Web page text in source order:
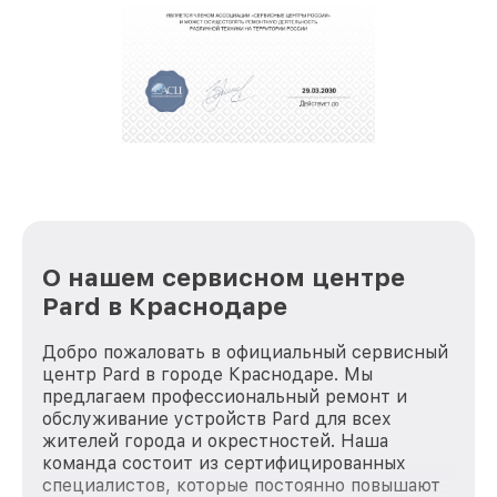
обеспечат доставку устройств в сервис в
полной сохранности и бесплатно.
положительные отзывы и обрели отличную
репутацию. Мы постоянно совершенствуемся и
О нашем сервисном центре
Pard в Краснодаре
Добро пожаловать в официальный сервисный
центр Pard в городе Краснодаре. Мы
предлагаем профессиональный ремонт и
обслуживание устройств Pard для всех
жителей города и окрестностей. Наша
команда состоит из сертифицированных
специалистов, которые постоянно повышают